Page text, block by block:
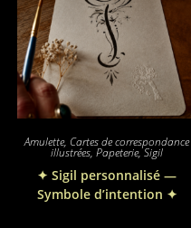
Amulette, Cartes de correspondance
illustrées,Papeterie,Sigil
✦ Sigil personnalisé —
Symbole d’intention ✦